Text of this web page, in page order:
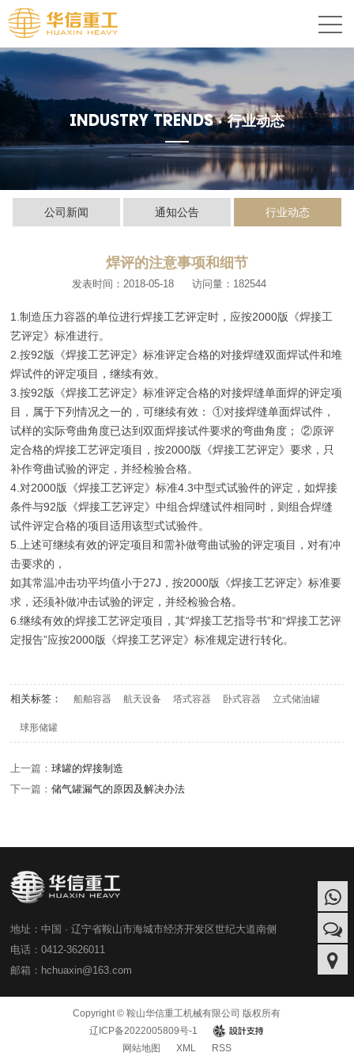
INDUSTRY TRENDS ·行业动态
公司新闻 通知公告 行业动态
焊评的注意事项和细节
发表时间：2018-05-18 访问量：182544
1.制造压力容器的单位进行焊接工艺评定时，应按2000版《焊接工
艺评定》标准进行。
2.按92版《焊接工艺评定》标准评定合格的对接焊缝双面焊试件和堆
焊试件的评定项目，继续有效。
3.按92版《焊接工艺评定》标准评定合格的对接焊缝单面焊的评定项
目，属于下列情况之一的，可继续有效： ①对接焊缝单面焊试件，
试样的实际弯曲角度已达到双面焊接试件要求的弯曲角度； ②原评
定合格的焊接工艺评定项目，按2000版《焊接工艺评定》要求，只
补作弯曲试验的评定，并经检验合格。
4.对2000版《焊接工艺评定》标准4.3中型式试验件的评定，如焊接
条件与92版《焊接工艺评定》中组合焊缝试件相同时，则组合焊缝
试件评定合格的项目适用该型式试验件。
5.上述可继续有效的评定项目和需补做弯曲试验的评定项目，对有冲
击要求的，
如其常温冲击功平均值小于27J，按2000版《焊接工艺评定》标准要
求，还须补做冲击试验的评定，并经检验合格。
6.继续有效的焊接工艺评定项目，其“焊接工艺指导书”和“焊接工艺评
定报告”应按2000版《焊接工艺评定》标准规定进行转化。
相关标签： 船舶容器 航天设备 塔式容器 卧式容器 立式储油罐
球形储罐
上一篇：球罐的焊接制造
下一篇：储气罐漏气的原因及解决办法
地址：中国 · 辽宁省鞍山市海城市经济开发区世纪大道南侧
电话：0412-3626011
邮箱：hchuaxin@163.com
Copyright © 鞍山华信重工机械有限公司 版权所有
辽ICP备2022005809号-1
design
网站地图
XML RSS